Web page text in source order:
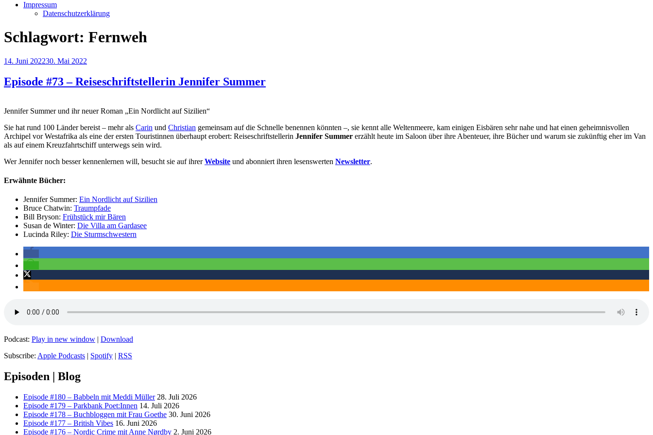
Impressum
Datenschutzerklärung
Schlagwort: Fernweh
Veröffentlicht
14. Juni 202230. Mai 2022
Episode #73 – Reiseschriftstellerin Jennifer Summer
Jennifer Summer und ihr neuer Roman „Ein Nordlicht auf Sizilien“
Sie hat rund 100 Länder bereist – mehr als Carin und Christian gemeinsam auf die Schnelle benennen könnten –, sie kennt alle Weltenmeere, kam einigen Eisbären sehr nahe und hat einen geheimnisvollen
Archipel vor Westafrika als eine der ersten Touristinnen überhaupt erobert: Reiseschriftstellerin Jennifer Summer erzählt heute im Saloon über ihre Abenteuer, ihre Bücher und warum sie zukünftig eher im Van
als auf einem Kreuzfahrtschiff unterwegs sein wird.
Wer Jennifer noch besser kennenlernen will, besucht sie auf ihrerWebsite und abonniert ihren lesenswerten Newsletter.
Erwähnte Bücher:
Jennifer Summer: Ein Nordlicht auf Sizilien
Bruce Chatwin: Traumpfade
Bill Bryson: Frühstück mir Bären
Susan de Winter: Die Villa am Gardasee
Lucinda Riley: Die Sturmschwestern
Podcast: Play in new window | Download
Subscribe: Apple Podcasts | Spotify | RSS
Episoden | Blog
Episode #180 – Babbeln mit Meddi Müller 28. Juli 2026
Episode #179 – Parkbank Poet:Innen 14. Juli 2026
Episode #178 – Buchbloggen mit Frau Goethe 30. Juni 2026
Episode #177 – British Vibes 16. Juni 2026
Episode #176 – Nordic Crime mit Anne Nørdby 2. Juni 2026